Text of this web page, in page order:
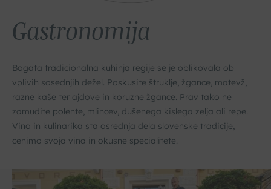
Gastronomija
Bogata tradicionalna kuhinja regije se je oblikovala ob
vplivih sosednjih dežel. Poskusite štruklje, žgance, matevž,
razne kaše ter ajdove in koruzne žgance. Prav tako ne
zamudite polente, mlincev, dušenega kislega zelja ali repe.
Vino in kulinarika sta osrednja dela slovenske tradicije,
cenimo svoja vina in okusne specialitete.